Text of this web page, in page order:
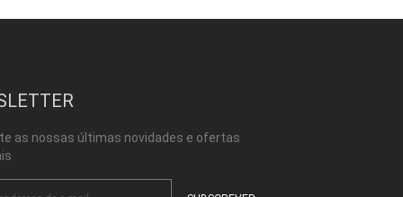
as nossas últimas novidades e ofertas